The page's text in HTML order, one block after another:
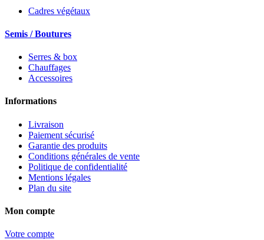
Cadres végétaux
Semis / Boutures
Serres & box
Chauffages
Accessoires
Informations
Livraison
Paiement sécurisé
Garantie des produits
Conditions générales de vente
Politique de confidentialité
Mentions légales
Plan du site
Mon compte
Votre compte